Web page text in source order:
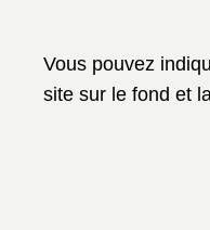
Vous pouvez
site sur le fond et